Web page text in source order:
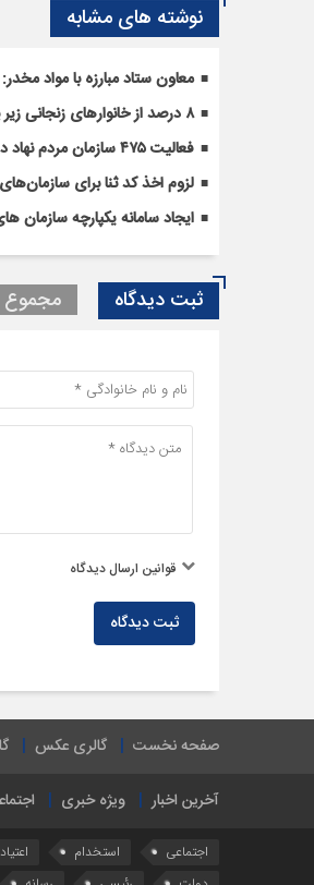
نوشته های مشابه
معاون ستاد مبارزه با مواد
۸ درصد از خانوارهای زنجانی زیر پوشش بهزیستی هستند
فعالیت ۴۷۵ سازمان مردم نهاد در استان ایلام
لزوم اخذ کد ثنا برای
ایجاد سامانه یکپارچه سازمان
ثبت دیدگاه مجموع
قوانین ارسال دیدگاه
ثبت دیدگاه
صفحه نخست گالری عکس
آخرین اخبار ویژه خبری
اجتماعی استخدام اعتیاد